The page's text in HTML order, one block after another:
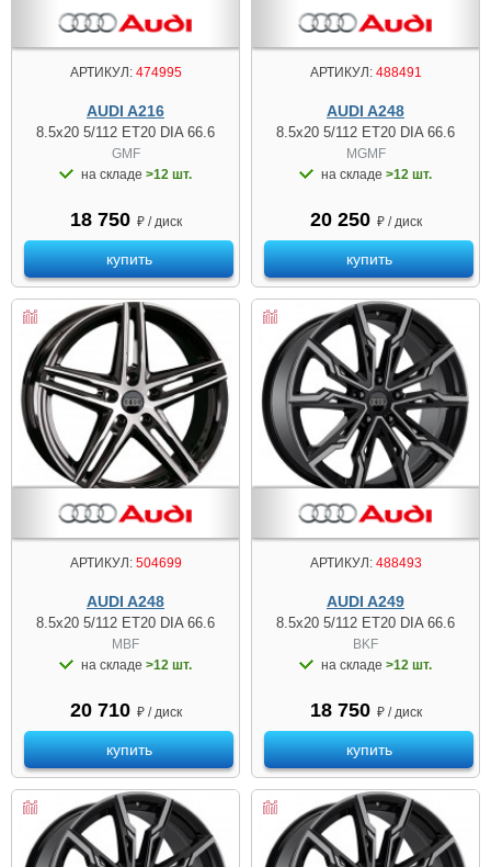
АРТИКУЛ:474995
AUDI A216
8.5x20 5/112 ET20 DIA 66.6
GMF
на складе >12 шт.
18 750 ₽ / диск
купить
АРТИКУЛ:488491
AUDI A248
8.5x20 5/112 ET20 DIA 66.6
MGMF
на складе >12 шт.
20 250 ₽ / диск
купить
АРТИКУЛ:504699
AUDI A248
8.5x20 5/112 ET20 DIA 66.6
MBF
на складе >12 шт.
20 710 ₽ / диск
купить
АРТИКУЛ:488493
AUDI A249
8.5x20 5/112 ET20 DIA 66.6
BKF
на складе >12 шт.
18 750 ₽ / диск
купить